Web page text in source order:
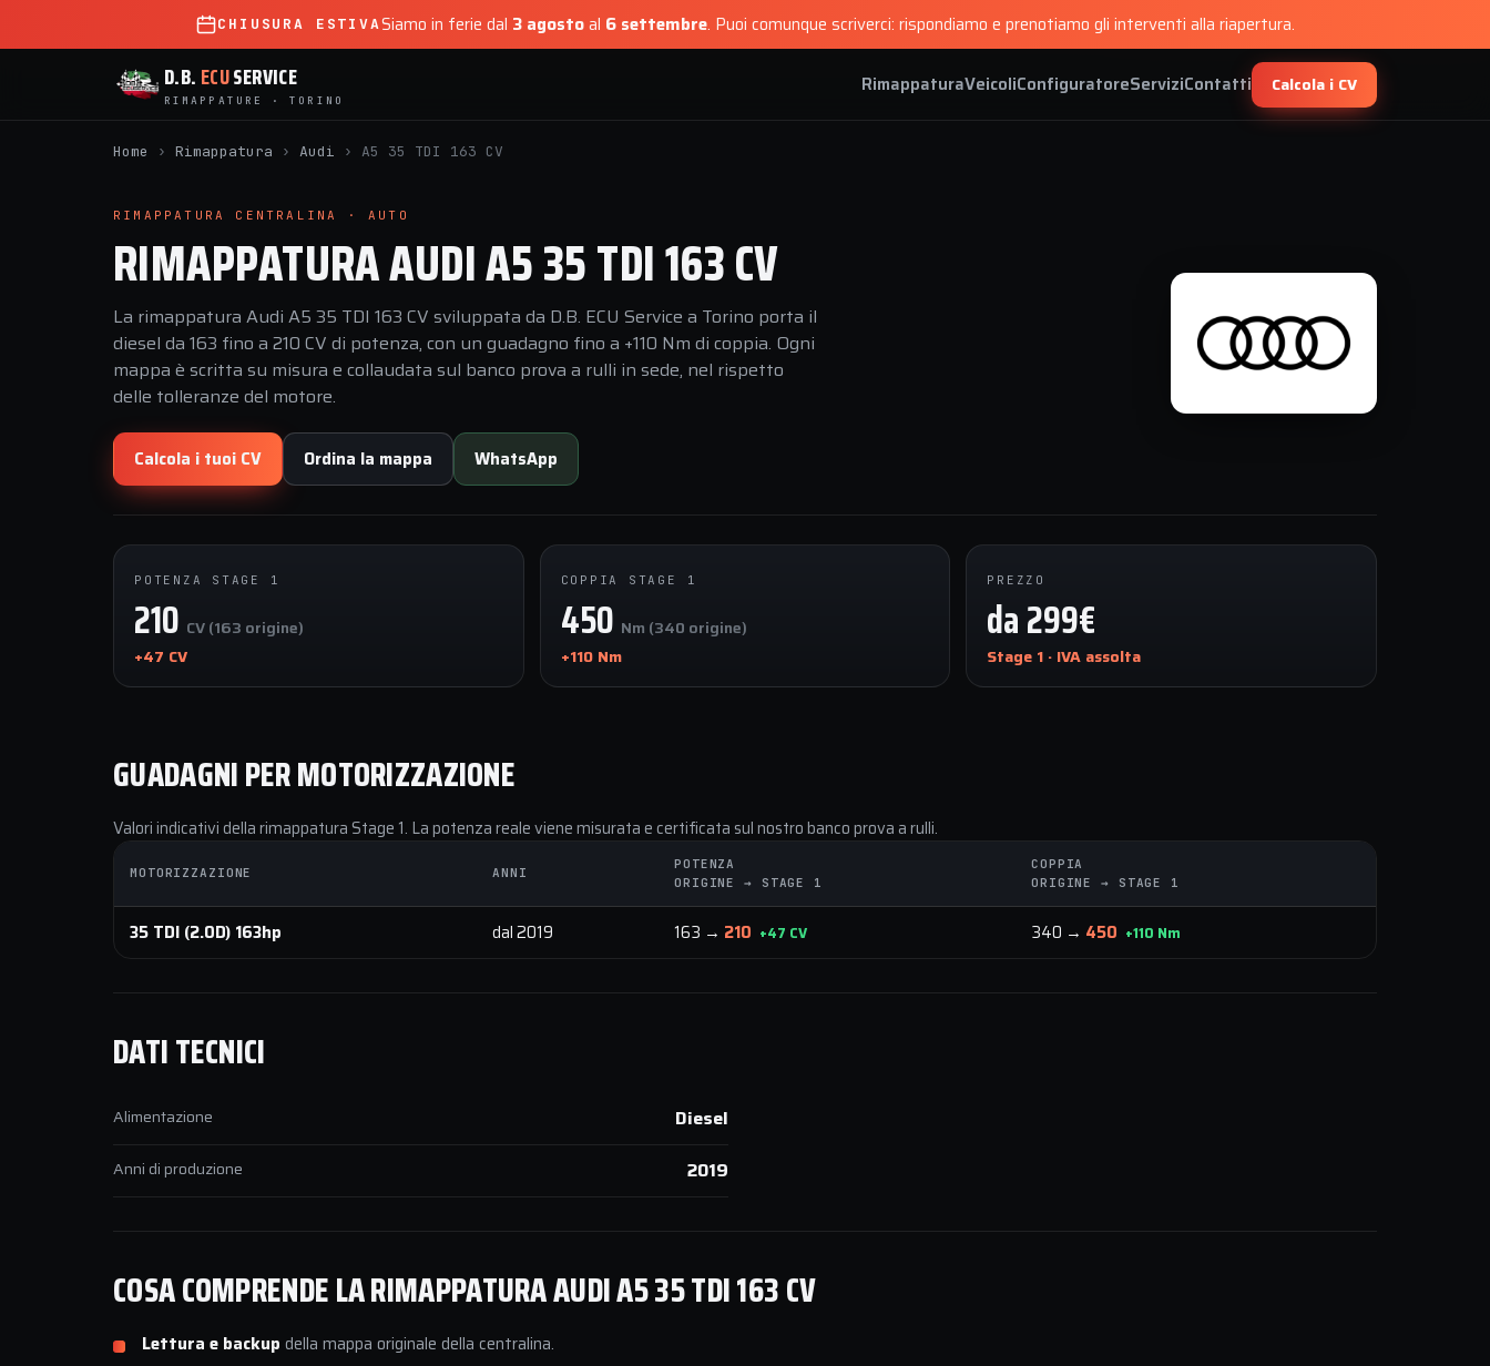
CHIUSURA ESTIVASiamo in ferie dal 3 agostoal 6 settembre. Puoi comunque scriverci: rispondiamo e prenotiamo gli interventi alla riapertura.
D.B. ECUSERVICE
RIMAPPATURE · TORINO
RimappaturaVeicoliConfiguratoreServiziContatti Calcola i CV
Home › Rimappatura › Audi › A5 35 TDI 163 CV
RIMAPPATURA CENTRALINA · AUTO
RIMAPPATURA AUDI A5 35 TDI 163 CV
La rimappatura Audi A5 35 TDI 163 CV sviluppata da D.B. ECU Service a Torino porta il
diesel da 163 fino a 210 CV di potenza, con un guadagno fino a +110 Nm di coppia. Ogni
mappa è scritta su misura e collaudata sul banco prova a rulli in sede, nel rispetto
delle tolleranze del motore.
Calcola i tuoi CV Ordina la mappa WhatsApp
POTENZA STAGE 1
210 CV (163 origine)
+47 CV
COPPIA STAGE 1
450 Nm (340 origine)
+110 Nm
PREZZO
da 299€
Stage 1 · IVA assolta
GUADAGNI PER MOTORIZZAZIONE
Valori indicativi della rimappatura Stage 1. La potenza reale viene misurata e certificata sul nostro banco prova a rulli.
MOTORIZZAZIONE ANNI
POTENZA
ORIGINE → STAGE 1
COPPIA
ORIGINE → STAGE 1
35 TDI (2.0D) 163hp dal 2019 163 → 210 +47 CV 340 → 450 +110 Nm
DATI TECNICI
Alimentazione Diesel
Anni di produzione 2019
COSA COMPRENDE LA RIMAPPATURA AUDI A5 35 TDI 163 CV
Lettura e backup della mappa originale della centralina.